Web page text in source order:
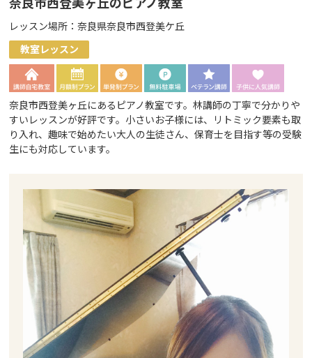
レッスン場所：奈良県奈良市西登美ケ丘
教室レッスン
奈良市西登美ヶ丘にあるピアノ教室です。林講師の丁寧で分かりや
すいレッスンが好評です。小さいお子様には、リトミック要素も取
り入れ、趣味で始めたい大人の生徒さん、保育士を目指す等の受験
生にも対応しています。